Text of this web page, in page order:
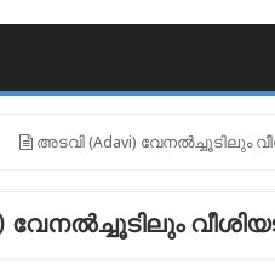
അടവി (Adavi) വേനൽച്ചൂടിലും
വേനൽച്ചൂടിലും